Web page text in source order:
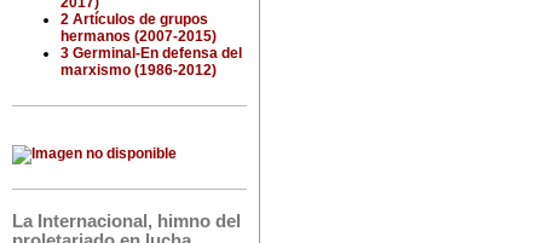
2 Artículos de grupos
hermanos (2007-2015)
3 Germinal-En defensa del
marxismo (1986-2012)
La Internacional, himno del